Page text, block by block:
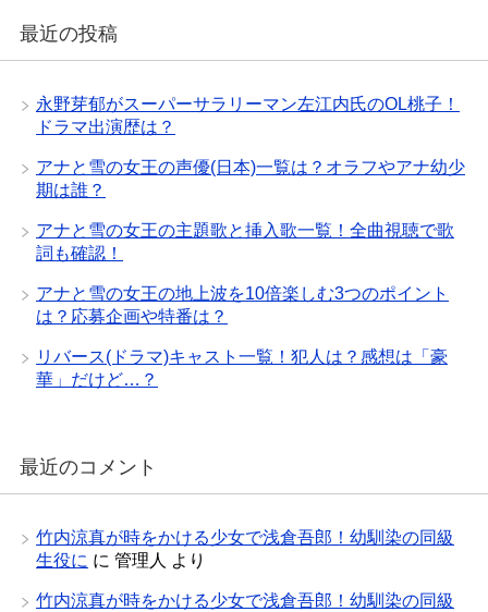
最近の投稿
永野芽郁がスーパーサラリーマン左江内氏のOL桃子！
ドラマ出演歴は？
アナと雪の女王の声優(日本)一覧は？オラフやアナ幼少
期は誰？
アナと雪の女王の主題歌と挿入歌一覧！全曲視聴で歌
詞も確認！
アナと雪の女王の地上波を10倍楽しむ3つのポイント
は？応募企画や特番は？
リバース(ドラマ)キャスト一覧！犯人は？感想は「豪
華」だけど…？
最近のコメント
竹内涼真が時をかける少女で浅倉吾郎！幼馴染の同級
生役に に 管理人 より
竹内涼真が時をかける少女で浅倉吾郎！幼馴染の同級